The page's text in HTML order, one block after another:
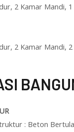
2 Kamar Mandi,
2 Kamar Mandi,
: Beton